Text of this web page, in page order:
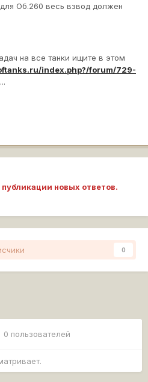
Об.260 весь взвод должен
на все танки ищите в этом
index.php?/forum/729-
новых ответов.
0
0 пользователей